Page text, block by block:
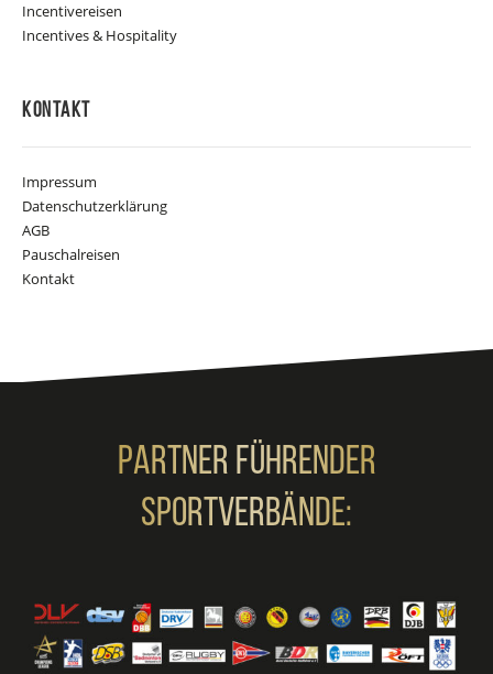
Incentivereisen
Incentives & Hospitality
Kontakt
Impressum
Datenschutzerklärung
AGB
Pauschalreisen
Kontakt
Partner Führender
Sportverbände: